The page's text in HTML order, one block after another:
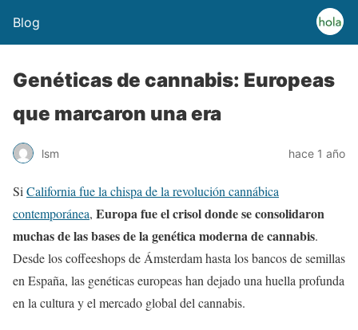
Blog
Genéticas de cannabis: Europeas
que marcaron una era
lsm hace 1 año
Si California fue la chispa de la revolución cannábica
contemporánea, Europa fue el crisol donde se consolidaron
muchas de las bases de la genética moderna de cannabis.
Desde los coffeeshops de Ámsterdam hasta los bancos de semillas
en España, las genéticas europeas han dejado una huella profunda
en la cultura y el mercado global del cannabis.